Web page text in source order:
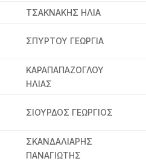
ΤΣΑΚΝΑΚΗΣ ΗΛΙΑ
ΣΠΥΡΤΟΥ ΓΕΩΡΓΙΑ
ΚΑΡΑΠΑΠΑΖΟΓΛΟΥ
ΗΛΙΑΣ
ΣΙΟΥΡΔΟΣ ΓΕΩΡΓΙΟΣ
ΣΚΑΝΔΑΛΙΑΡΗΣ
ΠΑΝΑΓΙΩΤΗΣ